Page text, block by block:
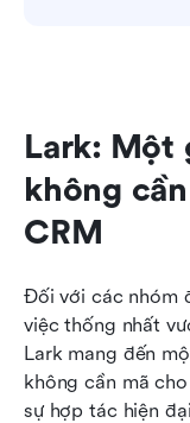
Lark: Một
không
CRM
Đối với các nhóm
việc thống nhất
Lark mang đến
không cần mã
sự hợp tác hiện